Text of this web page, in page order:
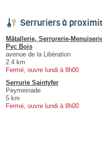
Serruriers à
Mãtallerie, Serrurerie-
Pvc Bois
avenue de la Libération
2.4 km
Fermé, ouvre lundi à 8h00
Serrurie Saintyfer
Peymeinade
5 km
Fermé, ouvre lundi à 8h00